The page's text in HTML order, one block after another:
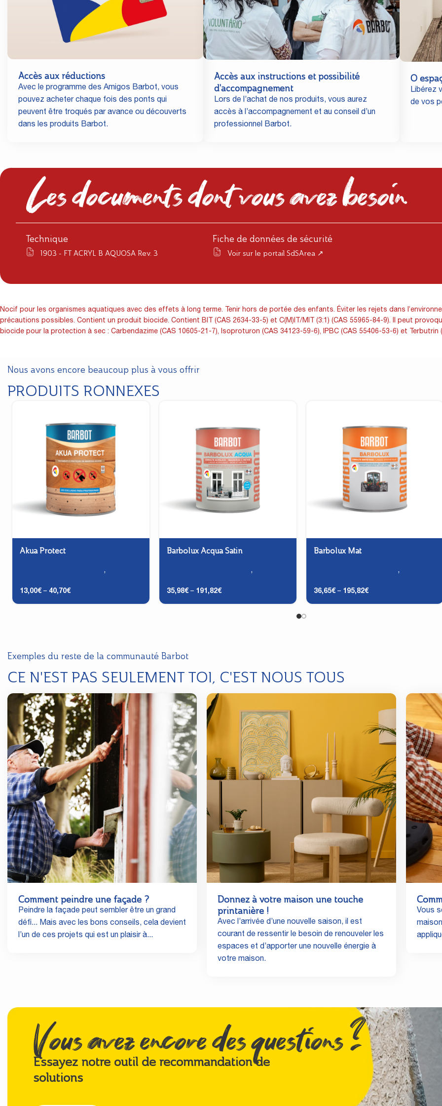
Accès aux réductions
Avec le programme des Amigos Barbot, vous
pouvez acheter chaque fois des ponts qui
peuvent être troqués par avance ou découverts
dans les produits Barbot.
Accès aux instructions et possibilité
d'accompagnement
Lors de l’achat de nos produits, vous aurez
accès à l’accompagnement et au conseil d’un
professionnel Barbot.
O
Libérez
de vos
Les documents dont vous avez besoin
Technique
1903 - FT ACRYL B AQUOSA Rev. 3
Fiche de données de sécurité
Voir sur le portail SdSArea ↗
Nocif pour les organismes aquatiques avec des effets à long terme. Tenir hors de portée des enfants. Éviter les rejets dans
précautions possibles. Contient un produit biocide. Contient BIT (CAS 2634-33-5) et C(M)IT/MIT (3:1) (CAS 55965-84-9). Il peut
biocide pour la protection à sec : Carbendazime (CAS 10605-21-7), Isoproturon (CAS 34123-59-6), IPBC (CAS 55406-53-6) et Terbutrin
Nous avons encore beaucoup plus à vous offrir
PRODUITS RONNEXES
Akua Protect
,
13,00€ – 40,70€
Barbolux Acqua Satin
,
35,98€ – 191,82€
Barbolux Mat
,
36,65€ – 195,82€
Exemples du reste de la communauté Barbot
CE N'EST PAS SEULEMENT TOI, C'EST NOUS TOUS
Comment peindre une façade ?
Peindre la façade peut sembler être un grand
défi... Mais avec les bons conseils, cela devient
l’un de ces projets qui est un plaisir à...
Donnez à votre maison une touche
printanière !
Avec l’arrivée d’une nouvelle saison, il est
courant de ressentir le besoin de renouveler les
espaces et d’apporter une nouvelle énergie à
votre maison.
Vous
Vous avez encore des questions ?
Essayez notre outil de recommandation de
solutions